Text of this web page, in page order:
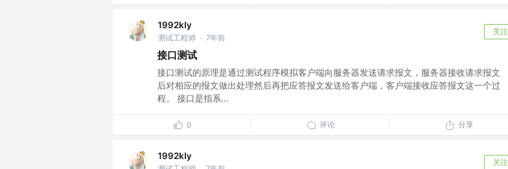
1992kly
测试工程师 · 7年前
关注
接口测试
接口测试的原理是通过测试程序模拟客户端向服务器发送请求报文，服务器接收请求报文
后对相应的报文做出处理然后再把应答报文发送给客户端，客户端接收应答报文这一个过
程。 接口是指系...
0 评论 分享
1992kly
关注